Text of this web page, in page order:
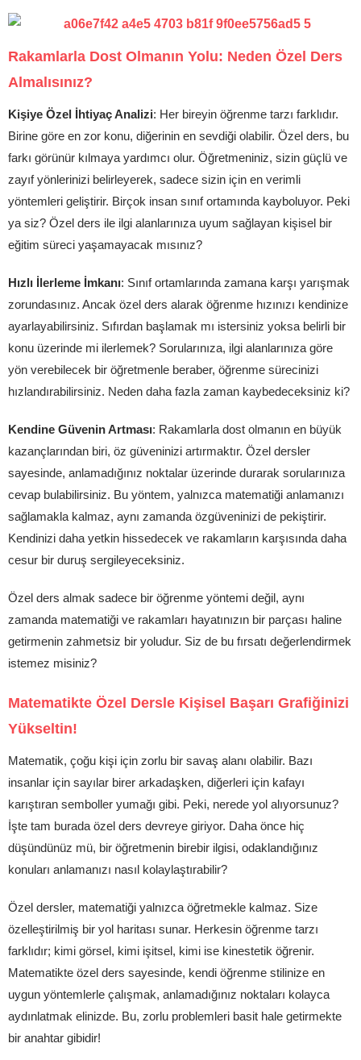
Rakamlarla Dost Olmanın Yolu: Neden Özel Ders
Almalısınız?
Kişiye Özel İhtiyaç Analizi: Her bireyin öğrenme tarzı farklıdır.
Birine göre en zor konu, diğerinin en sevdiği olabilir. Özel ders, bu
farkı görünür kılmaya yardımcı olur. Öğretmeniniz, sizin güçlü ve
zayıf yönlerinizi belirleyerek, sadece sizin için en verimli
yöntemleri geliştirir. Birçok insan sınıf ortamında kayboluyor. Peki
ya siz? Özel ders ile ilgi alanlarınıza uyum sağlayan kişisel bir
eğitim süreci yaşamayacak mısınız?
Hızlı İlerleme İmkanı: Sınıf ortamlarında zamana karşı yarışmak
zorundasınız. Ancak özel ders alarak öğrenme hızınızı kendinize
ayarlayabilirsiniz. Sıfırdan başlamak mı istersiniz yoksa belirli bir
konu üzerinde mi ilerlemek? Sorularınıza, ilgi alanlarınıza göre
yön verebilecek bir öğretmenle beraber, öğrenme sürecinizi
hızlandırabilirsiniz. Neden daha fazla zaman kaybedeceksiniz ki?
Kendine Güvenin Artması: Rakamlarla dost olmanın en büyük
kazançlarından biri, öz güveninizi artırmaktır. Özel dersler
sayesinde, anlamadığınız noktalar üzerinde durarak sorularınıza
cevap bulabilirsiniz. Bu yöntem, yalnızca matematiği anlamanızı
sağlamakla kalmaz, aynı zamanda özgüveninizi de pekiştirir.
Kendinizi daha yetkin hissedecek ve rakamların karşısında daha
cesur bir duruş sergileyeceksiniz.
Özel ders almak sadece bir öğrenme yöntemi değil, aynı
zamanda matematiği ve rakamları hayatınızın bir parçası haline
getirmenin zahmetsiz bir yoludur. Siz de bu fırsatı değerlendirmek
istemez misiniz?
Matematikte Özel Dersle Kişisel Başarı Grafiğinizi
Yükseltin!
Matematik, çoğu kişi için zorlu bir savaş alanı olabilir. Bazı
insanlar için sayılar birer arkadaşken, diğerleri için kafayı
karıştıran semboller yumağı gibi. Peki, nerede yol alıyorsunuz?
İşte tam burada özel ders devreye giriyor. Daha önce hiç
düşündünüz mü, bir öğretmenin birebir ilgisi, odaklandığınız
konuları anlamanızı nasıl kolaylaştırabilir?
Özel dersler, matematiği yalnızca öğretmekle kalmaz. Size
özelleştirilmiş bir yol haritası sunar. Herkesin öğrenme tarzı
farklıdır; kimi görsel, kimi işitsel, kimi ise kinestetik öğrenir.
Matematikte özel ders sayesinde, kendi öğrenme stilinize en
uygun yöntemlerle çalışmak, anlamadığınız noktaları kolayca
aydınlatmak elinizde. Bu, zorlu problemleri basit hale getirmekte
bir anahtar gibidir!